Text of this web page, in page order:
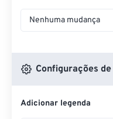
Nenhuma mudança
Configurações
Adicionar legenda